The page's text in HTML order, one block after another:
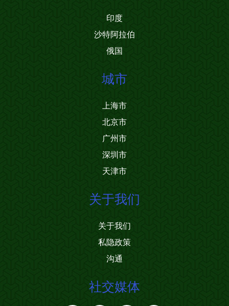
印度
沙特阿拉伯
俄国
城市
上海市
北京市
广州市
深圳市
天津市
关于我们
关于我们
私隐政策
沟通
社交媒体